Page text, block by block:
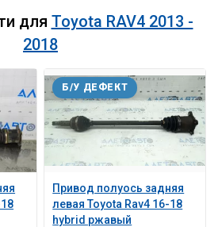
для Toyota RAV4 2013 -
2018
Привод полуось задняя
левая Toyota Rav4 16-18
hybrid ржавый
Б/У ДЕФЕКТ